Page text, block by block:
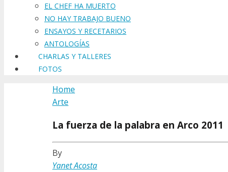
EL CHEF HA MUERTO
NO HAY TRABAJO BUENO
ENSAYOS Y RECETARIOS
ANTOLOGÍAS
CHARLAS Y TALLERES
FOTOS
Home
Arte
La fuerza de la palabra en Arco 2011
By
Yanet Acosta